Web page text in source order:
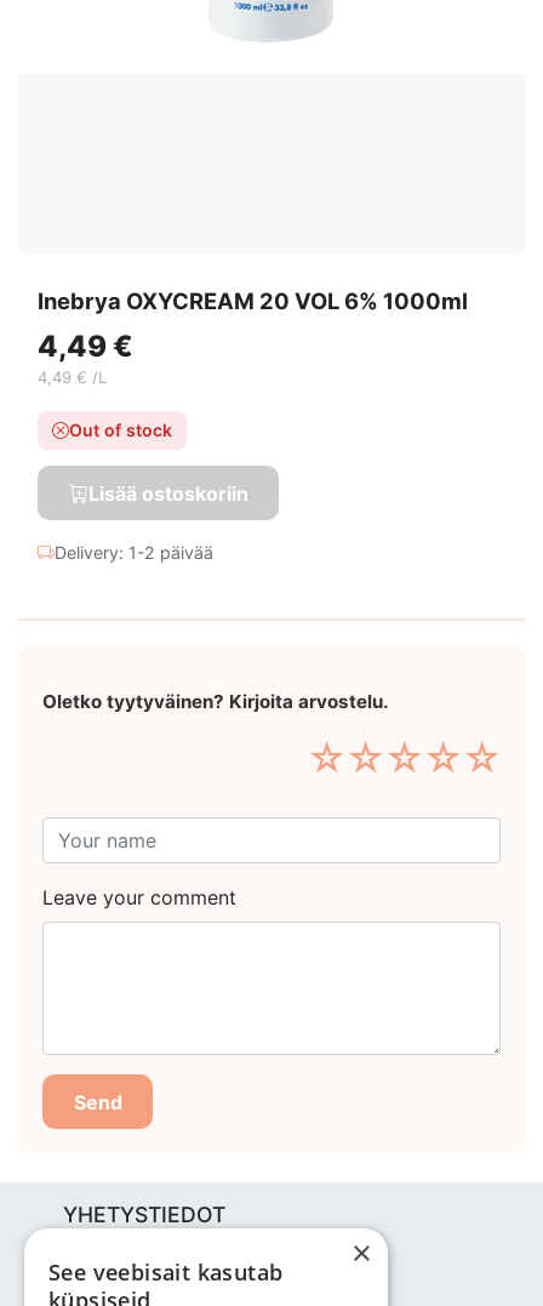
Inebrya OXYCREAM 20 VOL 6% 1000ml
4,49 €
4,49 € /L
Out of stock
Lisää ostoskoriin
Delivery: 1-2 päivää
Oletko tyytyväinen? Kirjoita arvostelu.
☆
☆
☆
☆
☆
Leave your comment
Send
YHETYSTIEDOT
Vabaõhukooli tee 4, Tallinn, 12013
×
See veebisait kasutab
küpsiseid